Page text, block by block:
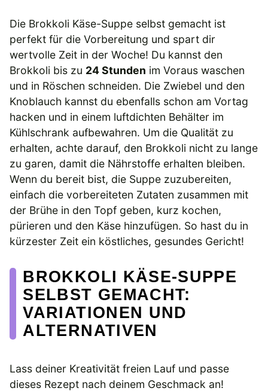
Die Brokkoli Käse-Suppe selbst gemacht ist
perfekt für die Vorbereitung und spart dir
wertvolle Zeit in der Woche! Du kannst den
Brokkoli bis zu 24 Stunden im Voraus waschen
und in Röschen schneiden. Die Zwiebel und den
Knoblauch kannst du ebenfalls schon am Vortag
hacken und in einem luftdichten Behälter im
Kühlschrank aufbewahren. Um die Qualität zu
erhalten, achte darauf, den Brokkoli nicht zu lange
zu garen, damit die Nährstoffe erhalten bleiben.
Wenn du bereit bist, die Suppe zuzubereiten,
einfach die vorbereiteten Zutaten zusammen mit
der Brühe in den Topf geben, kurz kochen,
pürieren und den Käse hinzufügen. So hast du in
kürzester Zeit ein köstliches, gesundes Gericht!
BROKKOLI KÄSE-SUPPE
SELBST GEMACHT:
VARIATIONEN UND
ALTERNATIVEN
Lass deiner Kreativität freien Lauf und passe
dieses Rezept nach deinem Geschmack an!